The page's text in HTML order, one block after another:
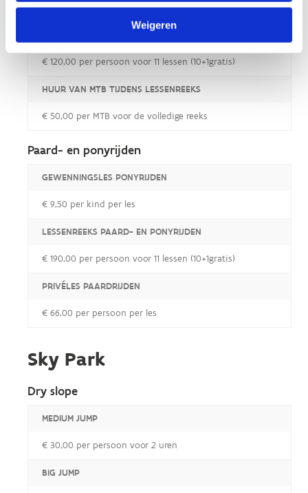
Weigeren
€ 5,00 per BMX per clinic
LESSENREEKS MOUNTAINBIKE
€ 120,00 per persoon voor 11 lessen (10+1gratis)
HUUR VAN MTB TIJDENS LESSENREEKS
€ 50,00 per MTB voor de volledige reeks
Paard- en ponyrijden
GEWENNINGSLES PONYRIJDEN
€ 9,50 per kind per les
LESSENREEKS PAARD- EN PONYRIJDEN
€ 190,00 per persoon voor 11 lessen (10+1gratis)
PRIVÉLES PAARDRIJDEN
€ 66,00 per persoon per les
Sky Park
Dry slope
MEDIUM JUMP
€ 30,00 per persoon voor 2 uren
BIG JUMP